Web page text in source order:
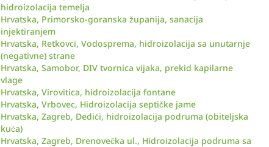
hidroizolacija temelja
Hrvatska, Primorsko-goranska županija, sanacija
injektiranjem
Hrvatska, Retkovci, Vodosprema, hidroizolacija sa unutarnje
(negativne) strane
Hrvatska, Samobor, DIV tvornica vijaka, prekid kapilarne
vlage
Hrvatska, Virovitica, hidroizolacija fontane
Hrvatska, Vrbovec, Hidroizolacija septičke jame
Hrvatska, Zagreb, Dedići, hidroizolacija podruma (obiteljska
kuća)
Hrvatska, Zagreb, Drenovečka ul., Hidroizolacija podruma sa